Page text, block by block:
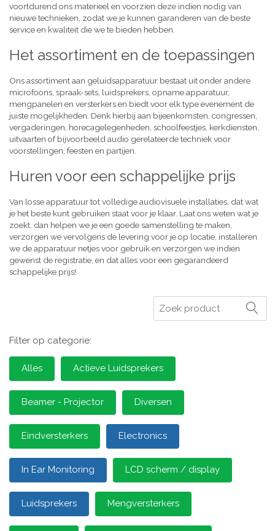
voortdurend ons materieel en voorzien deze indien nodig van
nieuwe technieken, zodat we je kunnen garanderen van de beste
service en kwaliteit die we te bieden hebben.
Het assortiment en de toepassingen
Ons assortiment aan geluidsapparatuur bestaat uit onder andere
microfoons, spraak-sets, luidsprekers, opname apparatuur,
mengpanelen en versterkers en biedt voor elk type evenement de
juiste mogelijkheden. Denk hierbij aan bijeenkomsten, congressen,
vergaderingen, horecagelegenheden, schoolfeestjes, kerkdiensten,
uitvaarten of bijvoorbeeld audio gerelateerde techniek voor
voorstellingen, feesten en partijen.
Huren voor een schappelijke prijs
Van losse apparatuur tot volledige audiovisuele installaties, dat wat
je het beste kunt gebruiken staat voor je klaar. Laat ons weten wat je
zoekt, dan helpen we je een goede samenstelling te maken,
verzorgen we vervolgens de levering voor je op locatie, installeren
we de apparatuur netjes voor gebruik en verzorgen we indien
gewenst de registratie, en dat alles voor een gegarandeerd
schappelijke prijs!
Zoeken
Filter op categorie:
Alles Actieve Luidsprekers
Beamer - Projector Diversen
Eindversterkers Electronics
In Ear Monitoring LCD scherm / display
Luidsprekers Mengversterkers